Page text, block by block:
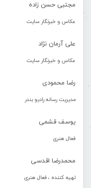
مجتبی حسن زاده
عکاس و خبرنگار سایت
علی آرمان نژاد
عکاس و خبرنگار سایت
رضا محمودی
مدیریت رسانه رادیو بندر
یوسف قشمی
فعال هنری
محمدرضا اقدسی
تهیه کننده ، فعال هنری